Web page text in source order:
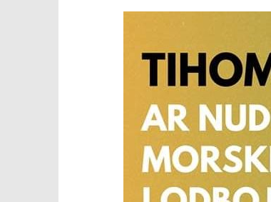
Ar: Nudi morski ugođaj i
odbojku na pjesku